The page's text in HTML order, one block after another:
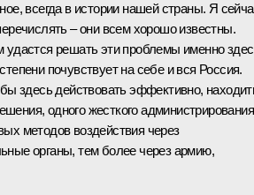
всегда в истории нашей страны. Я
– они всем хорошо известны.
удастся решать эти проблемы именно
почувствует на себе и вся Россия.
здесь действовать эффективно,
одного жесткого
методов воздействия через
органы, тем более через армию,